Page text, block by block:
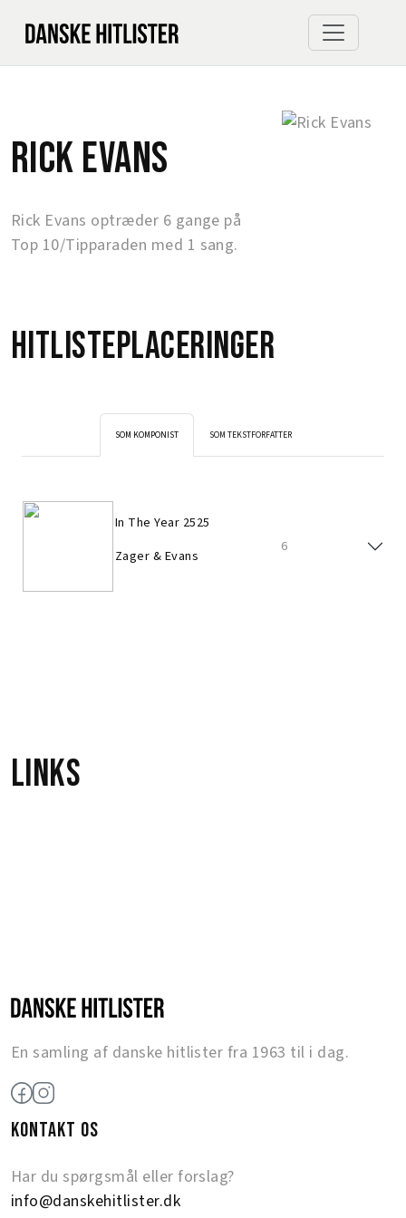
Rick Evans
Rick Evans optræder 6 gange på
Top 10/Tipparaden med 1 sang.
Hitlisteplaceringer
SOM KOMPONIST SOM TEKSTFORFATTER
In The Year 2525
Zager & Evans
6
Links
En samling af danske hitlister fra 1963 til i dag.
KONTAKT OS
Har du spørgsmål eller forslag?
info@danskehitlister.dk